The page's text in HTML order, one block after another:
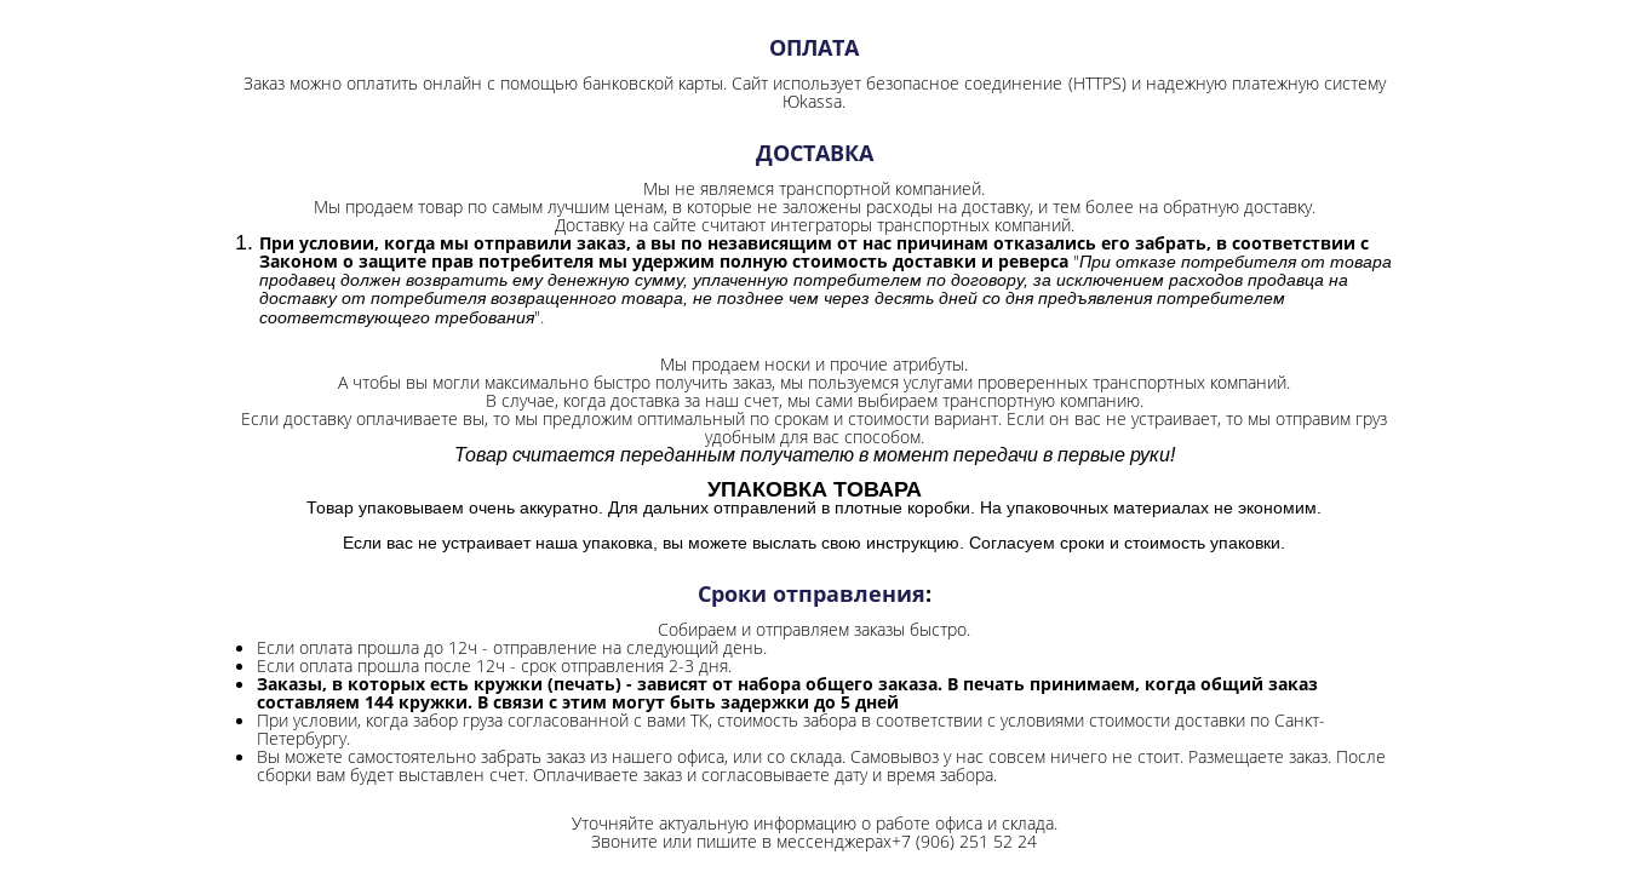
ОПЛАТА
Заказ можно оплатить онлайн с помощью банковской карты. Сайт использует безопасное соединение (HTTPS) и надежную платежную систему
Юkassa.
ДОСТАВКА
Мы не являемся транспортной компанией.
Мы продаем товар по самым лучшим ценам, в которые не заложены расходы на доставку, и тем более на обратную доставку.
Доставку на сайте считают интеграторы транспортных компаний.
При условии, когда мы отправили заказ, а вы по независящим от нас причинам отказались его забрать, в соответствии с
Законом о защите прав потребителя мы удержим полную стоимость доставки и реверса "При отказе потребителя от товара
продавец должен возвратить ему денежную сумму, уплаченную потребителем по договору, за исключением расходов продавца на
доставку от потребителя возвращенного товара, не позднее чем через десять дней со дня предъявления потребителем
соответствующего требования".
Мы продаем носки и прочие атрибуты.
А чтобы вы могли максимально быстро получить заказ, мы пользуемся услугами проверенных транспортных компаний.
В случае, когда доставка за наш счет, мы сами выбираем транспортную компанию.
Если доставку оплачиваете вы, то мы предложим оптимальный по срокам и стоимости вариант. Если он вас не устраивает, то мы отправим груз
удобным для вас способом.
Товар считается переданным получателю в момент передачи в первые руки!
УПАКОВКА ТОВАРА
Товар упаковываем очень аккуратно. Для дальних отправлений в плотные коробки. На упаковочных материалах не экономим.
Если вас не устраивает наша упаковка, вы можете выслать свою инструкцию. Согласуем сроки и стоимость упаковки.
Сроки отправления:
Собираем и отправляем заказы быстро.
Если оплата прошла до 12ч - отправление на следующий день.
Если оплата прошла после 12ч - срок отправления 2-3 дня.
Заказы, в которых есть кружки (печать) - зависят от набора общего заказа. В печать принимаем, когда общий заказ
составляем 144 кружки. В связи с этим могут быть задержки до 5 дней
При условии, когда забор груза согласованной с вами ТК, стоимость забора в соответствии с условиями стоимости доставки по Санкт-
Петербургу.
Вы можете самостоятельно забрать заказ из нашего офиса, или со склада. Самовывоз у нас совсем ничего не стоит. Размещаете заказ. После
сборки вам будет выставлен счет. Оплачиваете заказ и согласовываете дату и время забора.
Уточняйте актуальную информацию о работе офиса и склада.
Звоните или пишите в мессенджерах+7 (906) 251 52 24